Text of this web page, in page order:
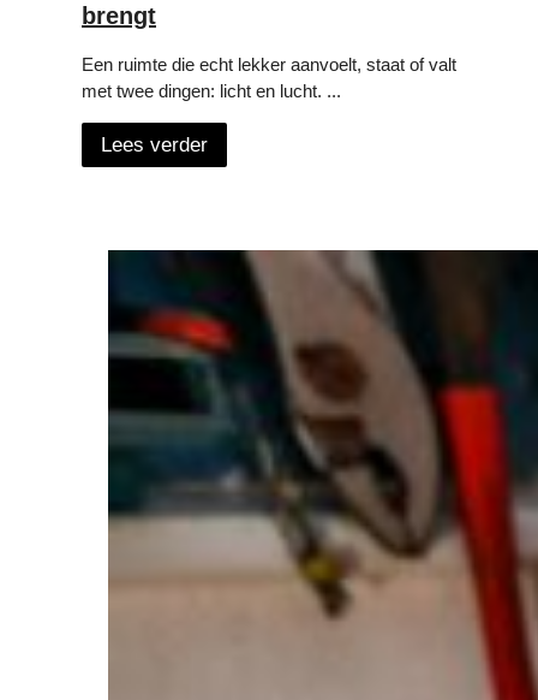
brengt
Een ruimte die echt lekker aanvoelt, staat of valt
met twee dingen: licht en lucht. ...
Lees verder